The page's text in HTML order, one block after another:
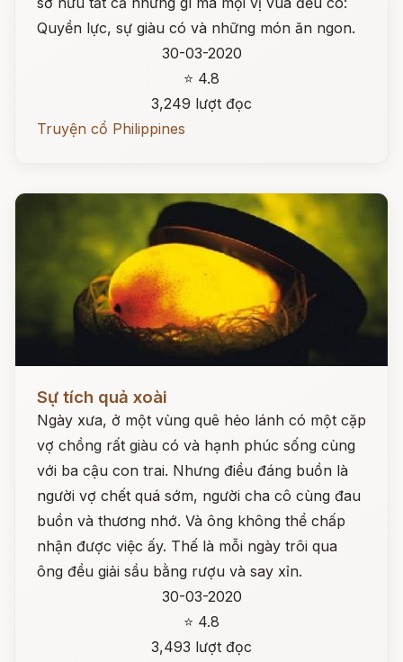
Quyền lực, sự giàu có và những món ăn ngon.
30-03-2020
⭐ 4.8
3,249 lượt đọc
Truyện cổ Philippines
Sự tích quả xoài
Ngày xưa, ở một vùng quê hẻo lánh có một cặp
vợ chồng rất giàu có và hạnh phúc sống cùng
với ba cậu con trai. Nhưng điều đáng buồn là
người vợ chết quá sớm, người cha cô cùng đau
buồn và thương nhớ. Và ông không thể chấp
nhận được việc ấy. Thế là mỗi ngày trôi qua
ông đều giải sầu bằng rượu và say xỉn.
30-03-2020
⭐ 4.8
3,493 lượt đọc